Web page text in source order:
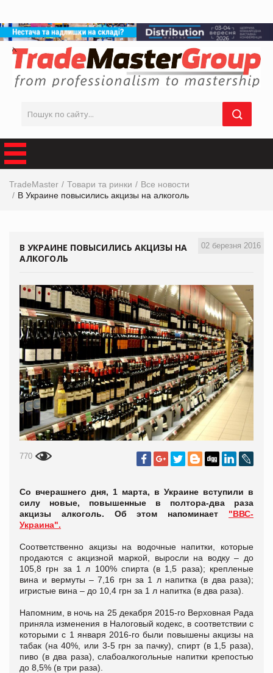
TradeMaster Товари та ринки
Все новости
В Украине повысились акцизы на алкоголь
02 березня 2016
В УКРАИНЕ ПОВЫСИЛИСЬ АКЦИЗЫ НА
АЛКОГОЛЬ
770
Со вчерашнего дня, 1 марта, в Украине вступили в
силу новые, повышенные в полтора-два раза
акцизы алкоголь. Об этом напоминает "ВВС-
Украина".
Соответственно акцизы на водочные напитки, которые
продаются с акцизной маркой, выросли на водку – до
105,8 грн за 1 л 100% спирта (в 1,5 раза); крепленые
вина и вермуты – 7,16 грн за 1 л напитка (в два раза);
игристые вина – до 10,4 грн за 1 л напитка (в два раза).
Напомним, в ночь на 25 декабря 2015-го Верховная Рада
приняла изменения в Налоговый кодекс, в соответствии с
которыми с 1 января 2016-го были повышены акцизы на
табак (на 40%, или 3-5 грн за пачку), спирт (в 1,5 раза),
пиво (в два раза), слабоалкогольные напитки крепостью
до 8,5% (в три раза).